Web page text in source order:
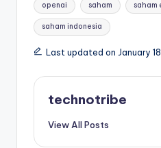
openai saham saham
saham indonesia
Last updated on January
technotribe
View All Posts